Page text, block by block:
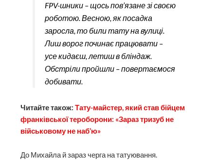
FPV-шники – щось пов’язане зі своєю
роботою. Весною, як посадка
заросла, то били тату на вулиці.
Лиш ворог починає працювати –
усе кидаєш, летиш в бліндаж.
Обстріли пройшли – повертаємося
добивати.
Читайте також:Тату-майстер, який став бійцем
франківської тероборони: «Зараз тризуб не
військовому не наб’ю»
До Михайла й зараз черга на татуювання.